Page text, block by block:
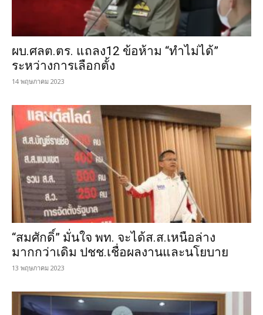
ผบ.ศลต.ตร. แถลง12 ข้อห้าม “ทำไม่ได้”
ระหว่างการเลือกตั้ง
14 พฤษภาคม 2023
“สมศักดิ์” มั่นใจ พท. จะได้ส.ส.เหนือล่าง
มากกว่าเดิม ปชช.เชื่อผลงานและนโยบาย
13 พฤษภาคม 2023